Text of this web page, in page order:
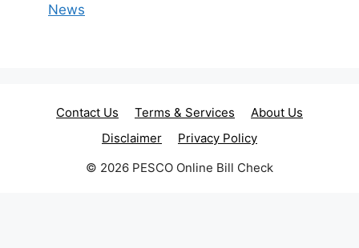
News
Contact Us Terms & Services
About Us
Disclaimer
Privacy Policy
© 2026 PESCO Online Bill Check